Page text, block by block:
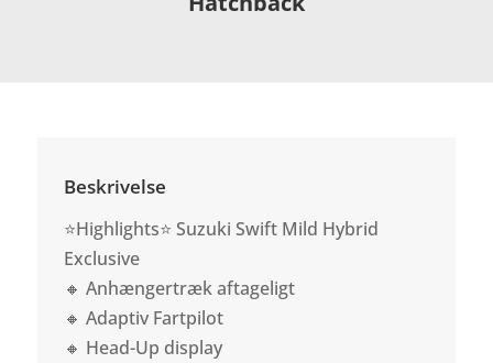
Beskrivelse
⭐Highlights⭐ Suzuki Swift Mild Hybrid
Exclusive
🔸 Anhængertræk aftageligt
🔸 Adaptiv Fartpilot
🔸 Head-Up display